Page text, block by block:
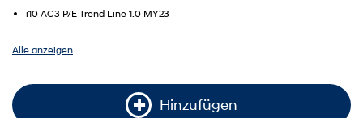
i10 AC3 P/E Trend Line 1.0 MY23
Alle anzeigen
Hinzufügen